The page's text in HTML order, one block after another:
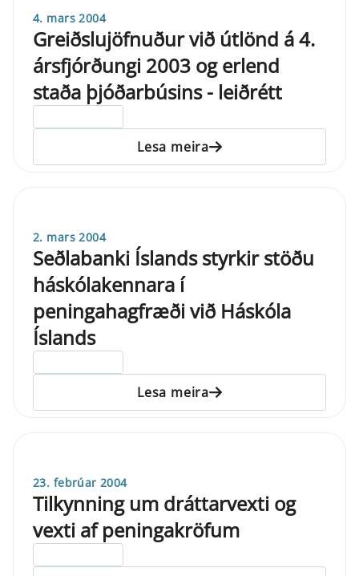
4. mars 2004
Greiðslujöfnuður við útlönd á 4.
ársfjórðungi 2003 og erlend
staða þjóðarbúsins - leiðrétt
Lesa meira
2. mars 2004
Seðlabanki Íslands styrkir stöðu
háskólakennara í
peningahagfræði við Háskóla
Íslands
Lesa meira
23. febrúar 2004
Tilkynning um dráttarvexti og
vexti af peningakröfum